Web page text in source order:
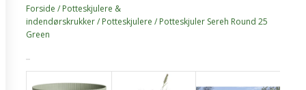
Forside / Potteskjulere &
indendørskrukker/ Potteskjulere / Potteskjuler Sereh Round 25
Green